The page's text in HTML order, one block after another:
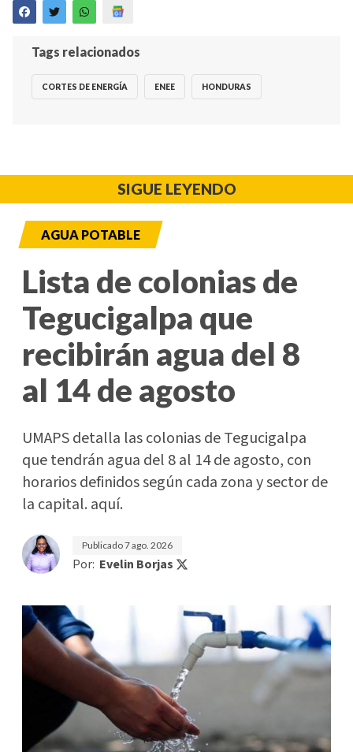
Tags relacionados
CORTES DE ENERGÍA ENEE HONDURAS
SIGUE LEYENDO
AGUA POTABLE
Lista de colonias de
Tegucigalpa que
recibirán agua del 8
al 14 de agosto
UMAPS detalla las colonias de Tegucigalpa
que tendrán agua del 8 al 14 de agosto, con
horarios definidos según cada zona y sector de
la capital. aquí.
Publicado7 ago. 2026
Por: Evelin Borjas